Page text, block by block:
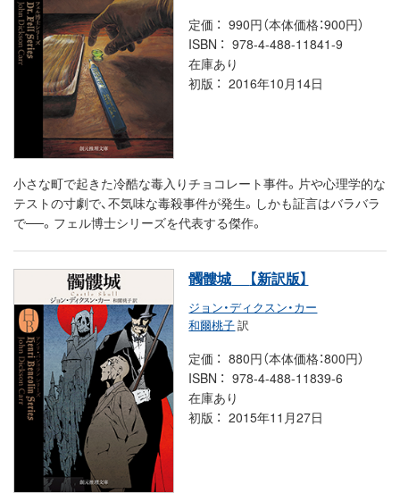
定価
990円（本体価格：900円）
ISBN
978-4-488-11841-9
在庫あり
初版
2016年10月14日
小さな町で起きた冷酷な毒入りチョコレート事件。片や心理学的な
テストの寸劇で、不気味な毒殺事件が発生。しかも証言はバラバラ
で──。フェル博士シリーズを代表する傑作。
髑髏城 【新訳版】
ジョン・ディクスン・カー
和爾桃子訳
定価
880円（本体価格：800円）
ISBN
978-4-488-11839-6
在庫あり
初版
2015年11月27日